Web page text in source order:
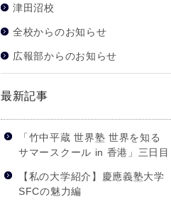
津田沼校
全校からのお知らせ
広報部からのお知らせ
最新記事
「竹中平蔵 世界塾 世界を知る
サマースクール in 香港」三日目
【私の大学紹介】慶應義塾大学
SFCの魅力編